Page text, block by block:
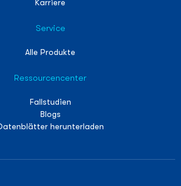
Karriere
Service
Alle Produkte
Ressourcencenter
Fallstudien
Blogs
herunterladen